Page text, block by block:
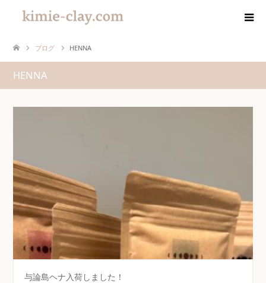
ブログ HENNA
HENNA
与論島ヘナ入荷しました！